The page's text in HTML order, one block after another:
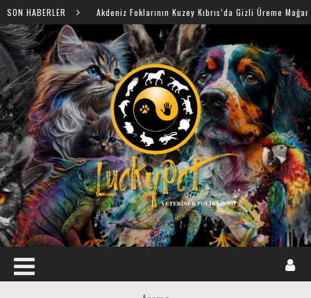
SON HABERLERAkdeniz Foklarının Kuzey Kıbrıs’da Gizli Üreme Mağaraları